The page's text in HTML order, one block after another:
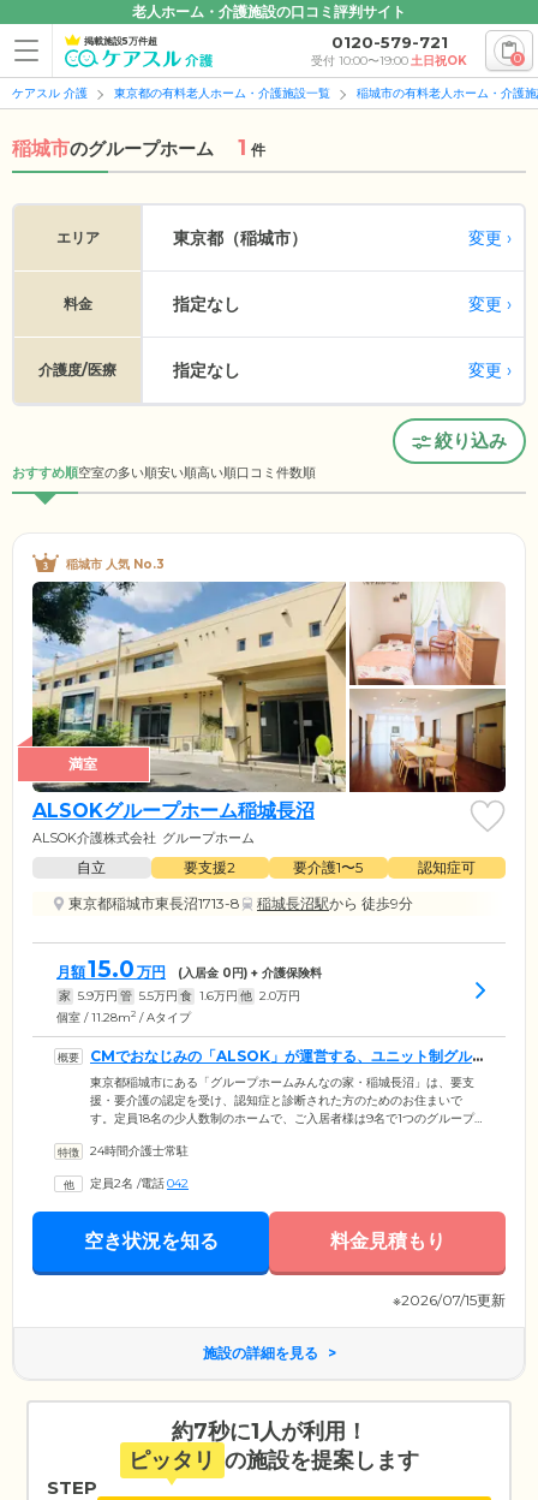
老人ホーム・介護施設の口コミ評判サイト
掲載施設5万件超 0120-579-721
受付 10:00〜19:00土日祝OK 0
ケアスル 介護 東京都の有料老人ホーム・介護施設一覧 稲城市の有料老人ホーム・介護
稲城市のグループホーム 1 件
エリア 東京都（稲城市） 変更
料金 指定なし 変更
介護度/医療 指定なし 変更
絞り込み
おすすめ順空室の多い順安い順高い順口コミ件数順
稲城市 人気 No.3
満室
ALSOKグループホーム稲城長沼
ALSOK介護株式会社 グループホーム
自立 要支援2 要介護1〜5
認知症可
東京都稲城市東長沼1713-8
稲城長沼駅から 徒歩9分
月額15.0 万円 (入居金 0円) + 介護保険料
家 5.9万円 管 5.5万円 食 1.6万円 他 2.0万円
個室 / 11.28m2 / Aタイプ
CMでおなじみの「ALSOK」が運営する、ユニット制グル
ープホームです
東京都稲城市にある「グループホームみんなの家・稲城長沼」は、要支
援・要介護の認定を受け、認知症と診断された方のためのお住まいで
す。定員18名の少人数制のホームで、ご入居者様は9名で1つのグループ
ことやお体の状態を考慮しながら家事を分担しているため、「自分らし
は、警備事業でおなじみのALSOKグループが運営。施設には防犯カメラ
を設置し、緊急時はガードマンが駆け付けるなど、セキュリティ事業で
整えています。
24時間介護士常駐
定員2名 /電話042
空き状況を知る 料金見積もり
※2026/07/15更新
施設の詳細を見る
約7秒に1人が利用！
ピッタリ の施設を提案します
STEP